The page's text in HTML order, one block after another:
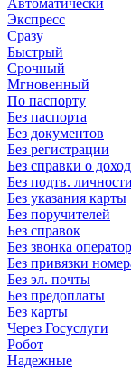
Экспресс
Сразу
Быстрый
Срочный
Мгновенный
По паспорту
Без паспорта
Без документов
Без регистрации
Без справки о
Без подтв. личности
Без указания карты
Без поручителей
Без справок
Без звонка
Без привязки
Без эл. почты
Без предоплаты
Без карты
Через Госуслуги
Робот
Надежные